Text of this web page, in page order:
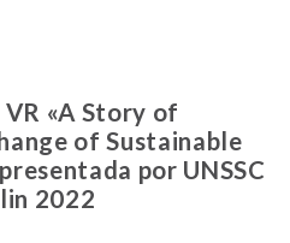
«A Story of
of Sustainable
por UNSSC
2022